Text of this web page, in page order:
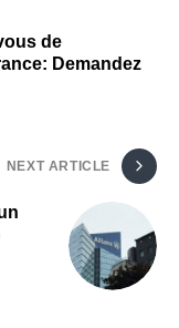
de
Demandez
NEXT ARTICLE